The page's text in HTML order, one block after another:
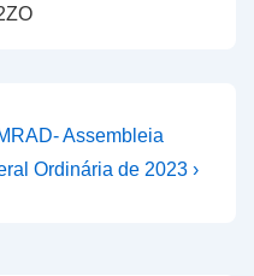
Assembleia
Ordinária de 2023 ›